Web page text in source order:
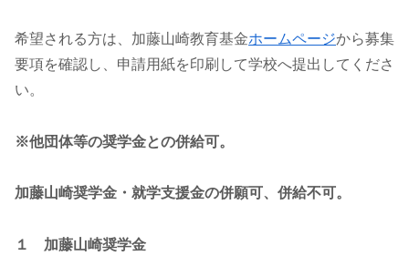
希望される方は、加藤山崎教育基金ホームページから募集
要項を確認し、申請用紙を印刷して学校へ提出してくださ
い。
※他団体等の奨学金との併給可。
加藤山崎奨学金・就学支援金の併願可、併給不可。
１ 加藤山崎奨学金